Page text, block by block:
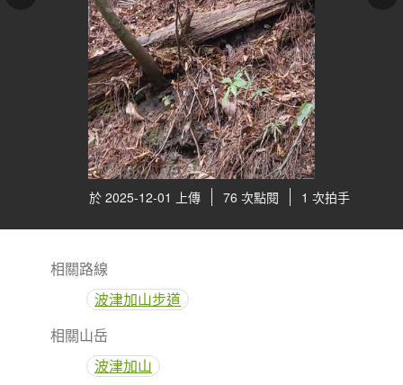
於 2025-12-01 上傳 76 次點閱 1 次拍手
相關路線
波津加山步道
相關山岳
波津加山